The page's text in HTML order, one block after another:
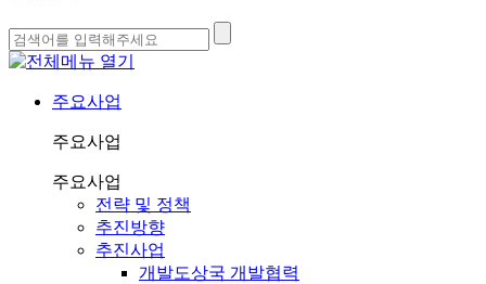
주요사업
주요사업
주요사업
전략 및 정책
추진방향
추진사업
개발도상국 개발협력